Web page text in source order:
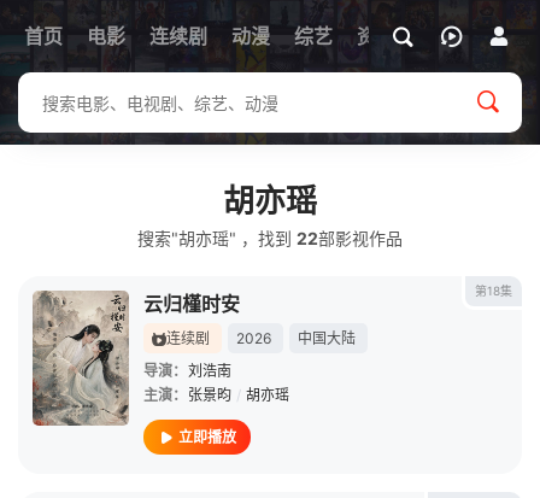
首页 电影 连续剧 动漫 综艺 资讯
胡亦瑶
搜索"胡亦瑶" ，找到 22部影视作品
第18集
云归槿时安
连续剧 2026
中国大陆
导演： 刘浩南
主演： 张景昀 / 胡亦瑶
立即播放